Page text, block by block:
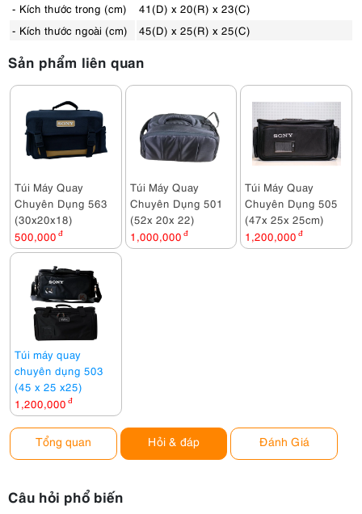
- Kích thước trong (cm)
41(D) x 20(R) x 23(C)
- Kích thước ngoài (cm)
45(D) x 25(R) x 25(C)
Sản phẩm liên quan
Túi Máy Quay
Chuyên Dụng 563
(30x20x18)
500,000 đ
Túi Máy Quay
Chuyên Dụng 501
(52x 20x 22)
1,000,000 đ
Túi Máy Quay
Chuyên Dụng 505
(47x 25x 25cm)
1,200,000 đ
Túi máy quay
chuyên dụng 503
(45 x 25 x25)
1,200,000 đ
Tổng quan Hỏi & đáp Đánh Giá
Câu hỏi phổ biến